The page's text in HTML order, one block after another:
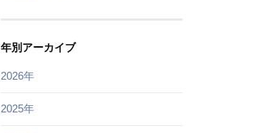
年別アーカイブ
2026年
2025年